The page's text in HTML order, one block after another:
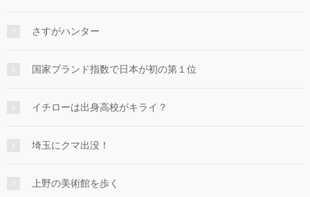
さすがハンター
国家ブランド指数で日本が初の第１位
イチローは出身高校がキライ？
埼玉にクマ出没！
上野の美術館を歩く